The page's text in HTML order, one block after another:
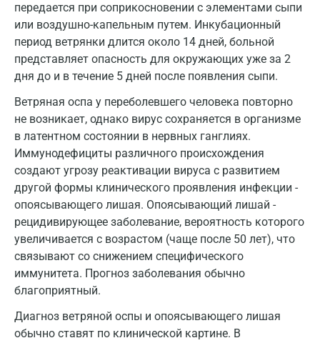
передается при соприкосновении с элементами сыпи
или воздушно-капельным путем. Инкубационный
период ветрянки длится около 14 дней, больной
представляет опасность для окружающих уже за 2
дня до и в течение 5 дней после появления сыпи.
Ветряная оспа у переболевшего человека повторно
не возникает, однако вирус сохраняется в организме
в латентном состоянии в нервных ганглиях.
Иммунодефициты различного происхождения
создают угрозу реактивации вируса с развитием
другой формы клинического проявления инфекции -
опоясывающего лишая. Опоясывающий лишай -
рецидивирующее заболевание, вероятность которого
увеличивается с возрастом (чаще после 50 лет), что
связывают со снижением специфического
иммунитета. Прогноз заболевания обычно
благоприятный.
Диагноз ветряной оспы и опоясывающего лишая
обычно ставят по клинической картине. В
Дзержинск
Дзержинский
Дмитров
Долгопрудный
Домодедово
Екатеринбург
Жуковский
Звенигород
Зеленоград
Иваново
Ивантеевка
Ижевск